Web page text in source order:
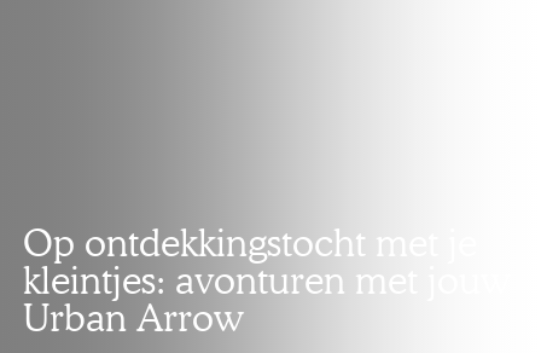
Op ontdekkingstocht met je
kleintjes: avonturen met jouw
Urban Arrow